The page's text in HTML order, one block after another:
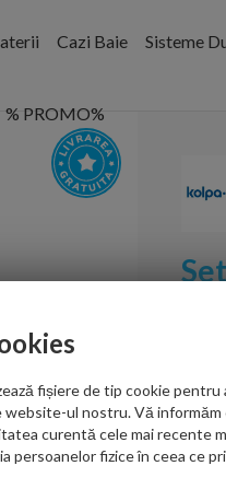
Cazi Baie Sisteme
% PROMO%
fișiere de tip cookie
ul nostru. Vă
curentă cele mai recente
persoanelor fizice în ceea ce